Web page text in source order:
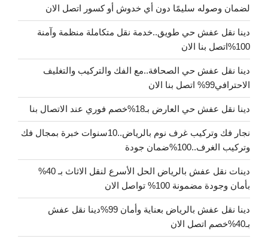
لضمان وصوله سليمًا دون أي خدوش أو كسور اتصل الان
دينا نقل عفش حي طويق..خدمة نقل متكاملة منظمة وآمنة
100%اتصل بنا الان
دينا نقل عفش حي الصحافة..مع الفك والتركيب والتغليف
الاحترافي99% اتصل بنا الان
دينا نقل عفش حي العارض بـ18%خصم فوري عند الاتصال بنا
نجار فك وتركيب غرف نوم بالرياض..10سنوات خبرة بمجال فك
وتركيب الغرف..100%ضمان جودة
دينات نقل عفش بالرياض الحل الأسرع لنقل الاثاث بـ 40%
بأمان وجودة مضمونة 100% تواصل الان
دينا نقل عفش بالرياض بعناية وأمان 99%دينا نقل عفش
بـ40%خصم اتصل الان